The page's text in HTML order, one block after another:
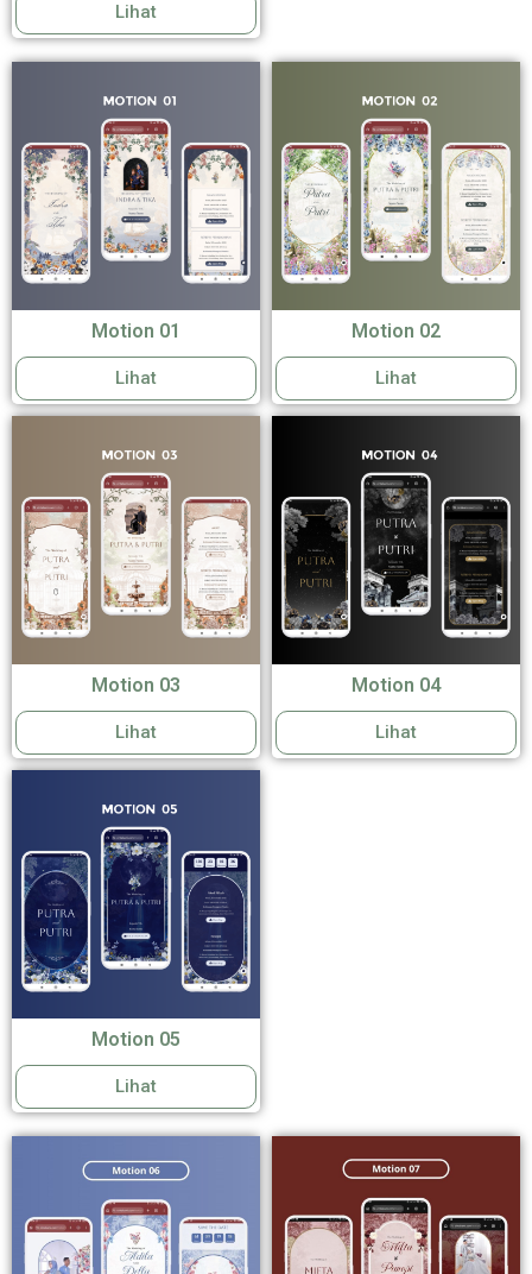
Lihat
Motion 01
Lihat
Motion 02
Lihat
Motion 03
Lihat
Motion 04
Lihat
Motion 05
Lihat